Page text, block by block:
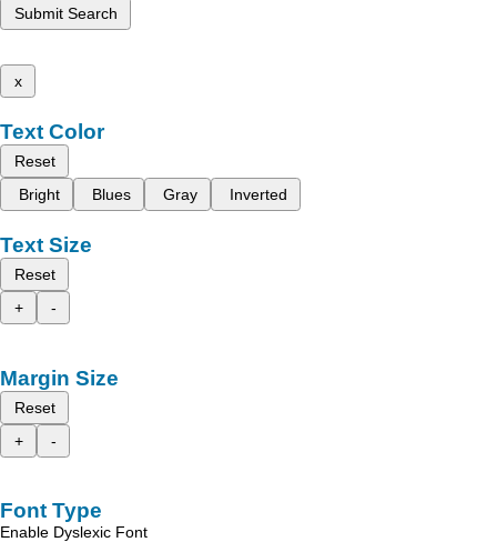
Submit Search
x
Text Color
Reset
Bright
Blues Gray Inverted
Text Size
Reset
+
-
Margin Size
Reset
+
-
Font Type
Enable Dyslexic Font